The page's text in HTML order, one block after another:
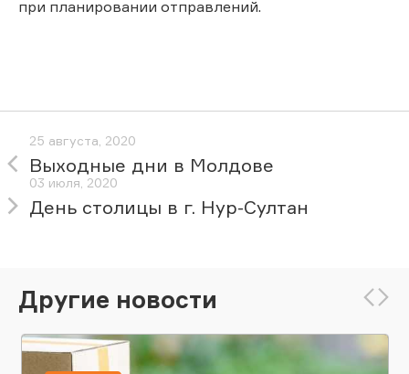
при планировании отправлений.
25 августа, 2020
Выходные дни в Молдове
03 июля, 2020
День столицы в г. Нур-Султан
Другие новости